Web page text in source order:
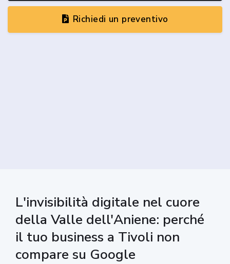
Richiedi un preventivo
L'invisibilità digitale nel cuore
della Valle dell'Aniene: perché
il tuo business a Tivoli non
compare su Google